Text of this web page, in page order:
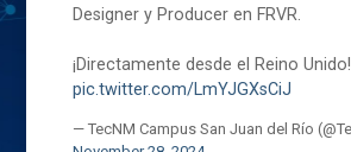
Designer y Producer en FRVR.
¡Directamente desde el Reino
pic.twitter.com/LmYJGXsCiJ
— TecNM Campus San Juan del Río